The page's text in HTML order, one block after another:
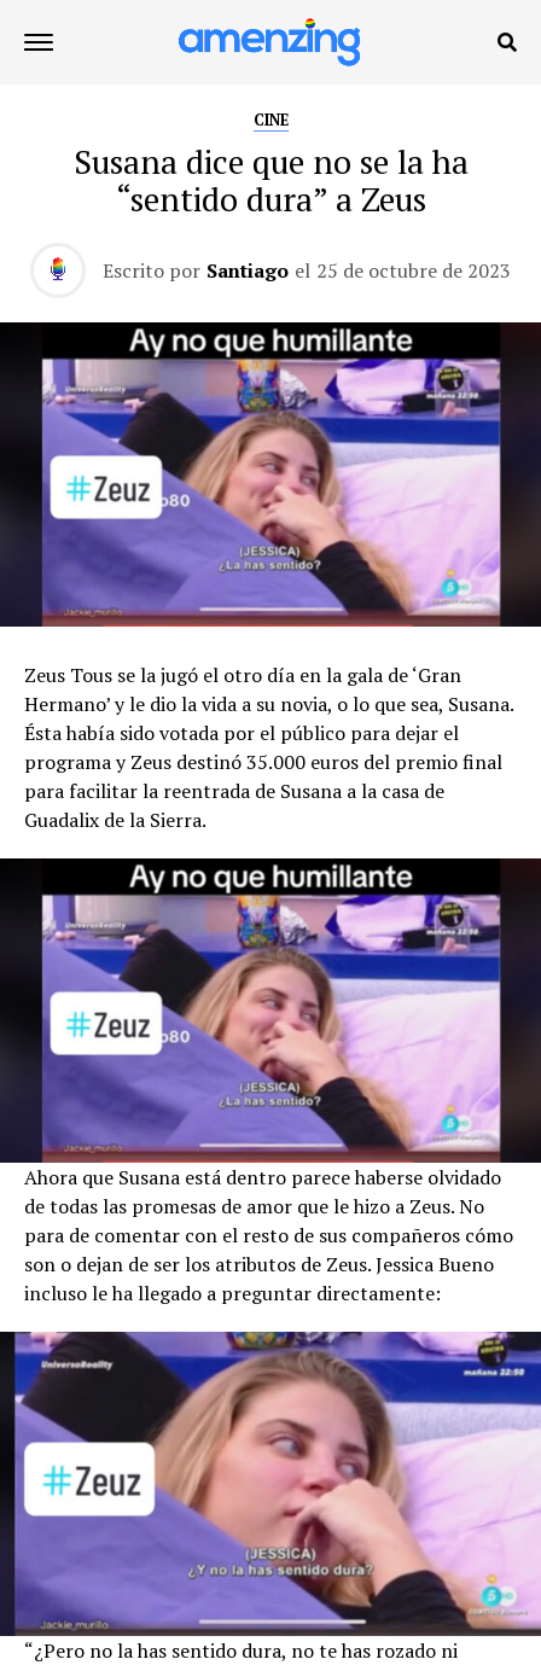
CINE
Susana dice que no se la ha
“sentido dura” a Zeus
Escrito por Santiago el 25 de octubre de 2023
Zeus Tous se la jugó el otro día en la gala de ‘Gran
Hermano’ y le dio la vida a su novia, o lo que sea, Susana.
Ésta había sido votada por el público para dejar el
programa y Zeus destinó 35.000 euros del premio final
para facilitar la reentrada de Susana a la casa de
Guadalix de la Sierra.
Ahora que Susana está dentro parece haberse olvidado
de todas las promesas de amor que le hizo a Zeus. No
para de comentar con el resto de sus compañeros cómo
son o dejan de ser los atributos de Zeus. Jessica Bueno
incluso le ha llegado a preguntar directamente:
“¿Pero no la has sentido dura, no te has rozado ni